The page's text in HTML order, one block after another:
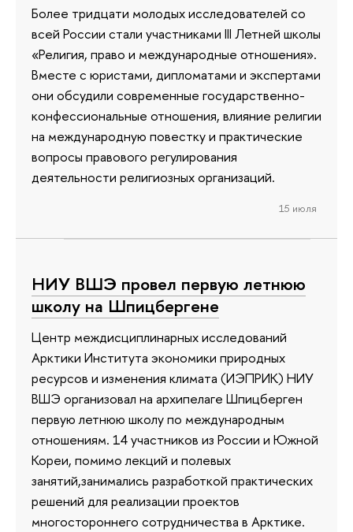
Более тридцати молодых исследователей со
всей России стали участниками III Летней школы
«Религия, право и международные отношения».
Вместе с юристами, дипломатами и экспертами
они обсудили современные государственно-
конфессиональные отношения, влияние религии
на международную повестку и практические
вопросы правового регулирования
деятельности религиозных организаций.
15 июля
НИУ ВШЭ провел первую летнюю
школу на Шпицбергене
Центр междисциплинарных исследований
Арктики Института экономики природных
ресурсов и изменения климата (ИЭПРИК) НИУ
ВШЭ организовал на архипелаге Шпицберген
первую летнюю школу по международным
отношениям. 14 участников из России и Южной
Кореи, помимо лекций и полевых
занятий,занимались разработкой практических
решений для реализации проектов
многостороннего сотрудничества в Арктике.